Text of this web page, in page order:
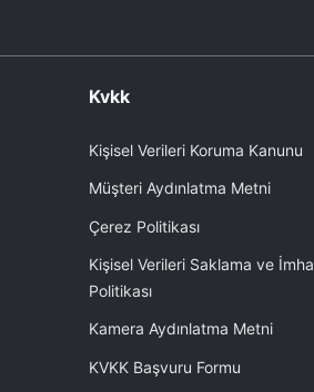
Kvkk
Kişisel Verileri Koruma Kanunu
Müşteri Aydınlatma Metni
Çerez Politikası
Kişisel Verileri Saklama ve İmha
Politikası
Kamera Aydınlatma Metni
KVKK Başvuru Formu